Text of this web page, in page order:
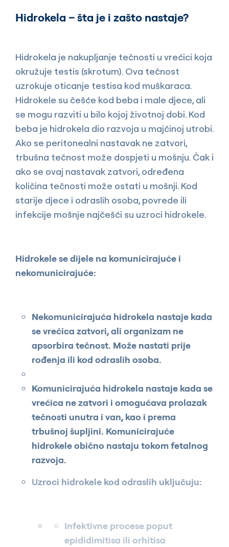
Hidrokela – šta je i zašto nastaje?
Hidrokela je nakupljanje tečnosti u vrećici koja
okružuje testis (skrotum). Ova tečnost
uzrokuje oticanje testisa kod muškaraca.
Hidrokele su češće kod beba i male djece, ali
se mogu razviti u bilo kojoj životnoj dobi. Kod
beba je hidrokela dio razvoja u majčinoj utrobi.
Ako se peritonealni nastavak ne zatvori,
trbušna tečnost može dospjeti u mošnju. Čak i
ako se ovaj nastavak zatvori, određena
količina tečnosti može ostati u mošnji. Kod
starije djece i odraslih osoba, povrede ili
infekcije mošnje najčešći su uzroci hidrokele.
Hidrokele se dijele na komunicirajuće i
nekomunicirajuće:
Nekomunicirajuća hidrokela nastaje kada
se vrećica zatvori, ali organizam ne
apsorbira tečnost. Može nastati prije
rođenja ili kod odraslih osoba.
Komunicirajuća hidrokela nastaje kada se
vrećica ne zatvori i omogućava prolazak
tečnosti unutra i van, kao i prema
trbušnoj šupljini. Komunicirajuće
hidrokele obično nastaju tokom fetalnog
razvoja.
Uzroci hidrokele kod odraslih uključuju:
Infektivne procese poput
epididimitisa ili orhitisa